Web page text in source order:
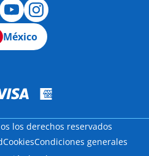
México
los derechos reservados
CookiesCondiciones generales